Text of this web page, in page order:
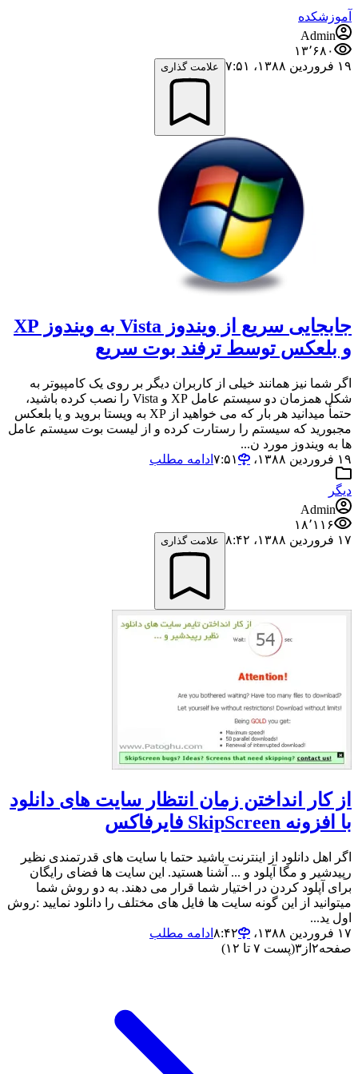
آموزشکده
Admin
۱۳٬۶۸۰
۱۹ فروردین ۱۳۸۸،‏ ۷:۵۱
علامت گذاری
جابجایی سریع از ویندوز Vista به ویندوز XP
و بلعکس توسط ترفند بوت سریع
اگر شما نیز همانند خیلی از کاربران دیگر بر روی یک کامپیوتر به
شکل همزمان دو سیستم عامل XP و Vista را نصب کرده باشید،
حتمأ میدانید هر بار که می خواهید از XP به ویستا بروید و یا بلعکس
مجبورید که سیستم را رستارت کرده و از لیست بوت سیستم عامل
ها به ویندوز مورد ن...
۱۹ فروردین ۱۳۸۸،‏ ۷:۵۱
ادامه مطلب
دیگر
Admin
۱۸٬۱۱۶
۱۷ فروردین ۱۳۸۸،‏ ۸:۴۲
علامت گذاری
از کار انداختن زمان انتظار سایت های دانلود
با افزونه SkipScreen فایرفاکس
اگر اهل دانلود از اینترنت باشید حتما با سایت های قدرتمندی نظیر
رپیدشیر و مگا آپلود و ... آشنا هستید. این سایت ها فضای رایگان
برای آپلود کردن در اختیار شما قرار می دهند. به دو روش شما
میتوانید از این گونه سایت ها فایل های مختلف را دانلود نمایید :روش
اول ید...
۱۷ فروردین ۱۳۸۸،‏ ۸:۴۲
ادامه مطلب
صفحه۲ از ۳(پست ۷ تا ۱۲)